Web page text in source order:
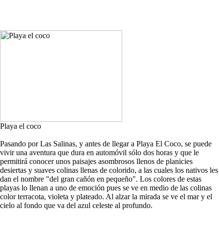
Playa el coco
Pasando por Las Salinas, y antes de llegar a Playa El Coco, se puede
vivir una aventura que dura en automóvil sólo dos horas y que le
permitirá conocer unos paisajes asombrosos llenos de planicies
desiertas y suaves colinas llenas de colorido, a las cuales los nativos les
dan el nombre "del gran cañón en pequeño". Los colores de estas
playas lo llenan a uno de emoción pues se ve en medio de las colinas
color terracota, violeta y plateado. Al alzar la mirada se ve el mar y el
cielo al fondo que va del azul celeste al profundo.